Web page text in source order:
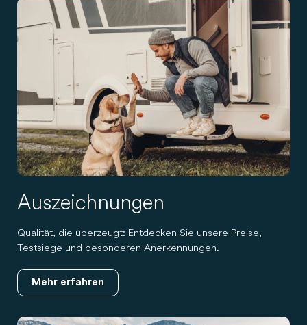
Auszeichnungen
Qualität, die überzeugt: Entdecken Sie unsere Preise,
Testsiege und besonderen Anerkennungen.
Mehr erfahren